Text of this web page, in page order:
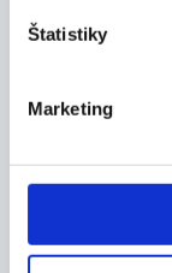
Štatistiky
Marketing
50
52
54